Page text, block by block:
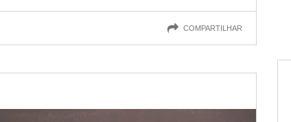
COMPARTILHAR